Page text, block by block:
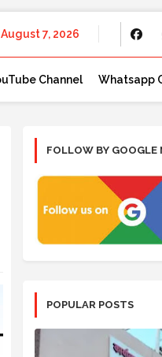
August 7, 2026
Channel Whatsapp
FOLLOW BY GOOGLE
POPULAR POSTS